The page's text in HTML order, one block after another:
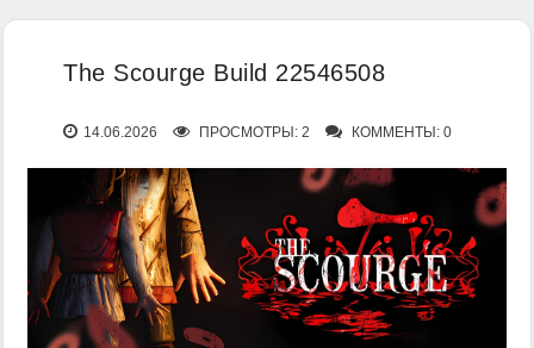
The Scourge Build 22546508
14.06.2026 ПРОСМОТРЫ: 2 КОММЕНТЫ: 0